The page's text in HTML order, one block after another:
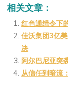
C
h
at
a
W
ei
b
o
l
相关文章：
红色通缉令下
佳沃集团3亿
决
阿尔巴尼亚突
从信任到暗流